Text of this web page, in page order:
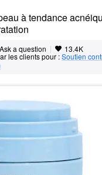
à tendance
Ask a question | 13.4K
les clients pour :Soutien